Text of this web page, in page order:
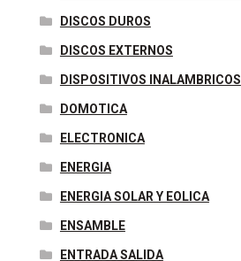
DISCOS DUROS
DISCOS EXTERNOS
DISPOSITIVOS INALAMBRICOS
DOMOTICA
ELECTRONICA
ENERGIA
ENERGIA SOLAR Y EOLICA
ENSAMBLE
ENTRADA SALIDA